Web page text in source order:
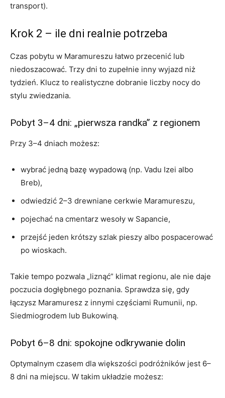
transport).
Krok 2 – ile dni realnie potrzeba
Czas pobytu w Maramureszu łatwo przecenić lub
niedoszacować. Trzy dni to zupełnie inny wyjazd niż
tydzień. Klucz to realistyczne dobranie liczby nocy do
stylu zwiedzania.
Pobyt 3–4 dni: „pierwsza randka” z regionem
Przy 3–4 dniach możesz:
wybrać jedną bazę wypadową (np. Vadu Izei albo
Breb),
odwiedzić 2–3 drewniane cerkwie Maramureszu,
pojechać na cmentarz wesoły w Sapancie,
przejść jeden krótszy szlak pieszy albo pospacerować
po wioskach.
Takie tempo pozwala „liznąć” klimat regionu, ale nie daje
poczucia dogłębnego poznania. Sprawdza się, gdy
łączysz Maramuresz z innymi częściami Rumunii, np.
Siedmiogrodem lub Bukowiną.
Pobyt 6–8 dni: spokojne odkrywanie dolin
Optymalnym czasem dla większości podróżników jest 6–
8 dni na miejscu. W takim układzie możesz: